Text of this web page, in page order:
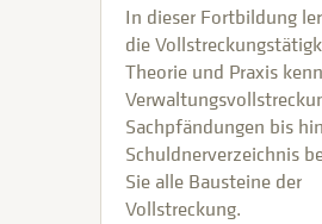
In dieser Fortbildung
die
Theorie und Praxis
Sachpfändungen bis
Schuldnerverzeichnis
Sie alle Bausteine der
Vollstreckung.